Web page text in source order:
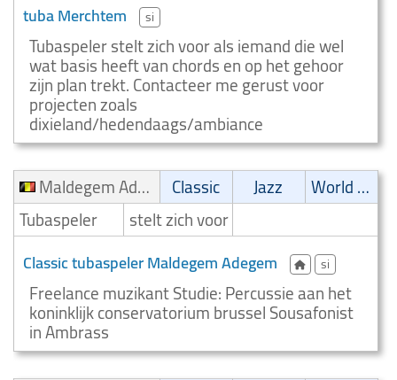
tuba Merchtem si
Tubaspeler stelt zich voor als iemand die wel
wat basis heeft van chords en op het gehoor
zijn plan trekt. Contacteer me gerust voor
projecten zoals
dixieland/hedendaags/ambiance
Maldegem Adegem
Classic Jazz
World music
Tubaspeler
stelt zich voor
Classic tubaspeler Maldegem Adegem si
Freelance muzikant Studie: Percussie aan het
koninklijk conservatorium brussel Sousafonist
in Ambrass